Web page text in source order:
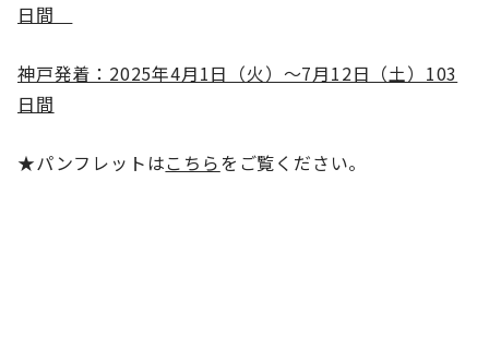
日間
神戸発着：2025年4月1日（火）～7月12日（土）103
日間
★パンフレットはこちらをご覧ください。